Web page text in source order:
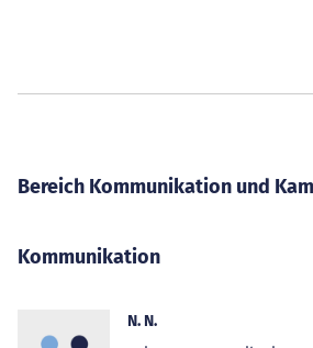
Bereich Kommunikation und
Kommunikation
N. N.